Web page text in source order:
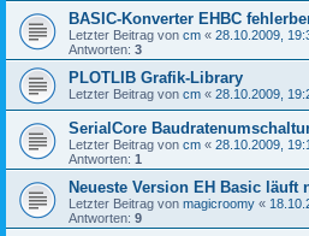
BASIC-Konverter EHBC
Letzter Beitrag von cm « 28.10.2009,
Antworten: 3
PLOTLIB Grafik-Library
Letzter Beitrag von cm « 28.10.2009,
SerialCore
Letzter Beitrag von cm « 28.10.2009,
Antworten: 1
Neueste Version EH Basic läuft
Letzter Beitrag von magicroomy «
Antworten: 9